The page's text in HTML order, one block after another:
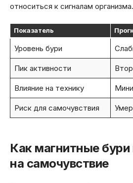
относиться к сигналам организма.
Показатель
Уровень бури
Пик активности
Влияние на технику
Риск для самочувствия
Как магнитные бури
на самочувствие